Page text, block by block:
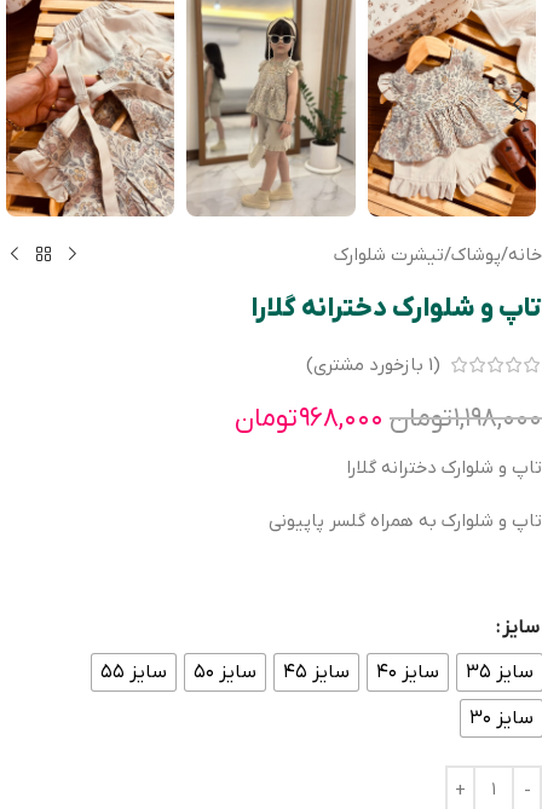
خانه/پوشاک/تیشرت شلوارک
تاپ و شلوارک دخترانه گلارا
(
1 بازخورد مشتری)
۱,۱۹۸,۰۰۰تومان ۹۶۸,۰۰۰تومان
تاپ و شلوارک دخترانه گلارا
تاپ و شلوارک به همراه گلسر پاپیونی
سایز
سایز ۳۵
سایز ۴۰ سایز ۴۵ سایز ۵۰
سایز ۵۵
سایز ۳۰